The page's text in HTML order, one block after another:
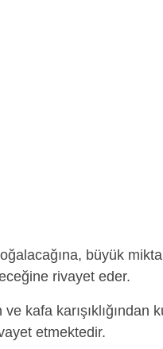
büyük
rivayet eder.
ve kafa karışıklığından
etmektedir.